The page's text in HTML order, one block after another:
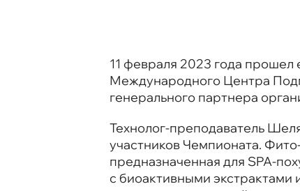
11 февраля 2023 года
Международного Центра
генерального партнера
Технолог-преподаватель
участников Чемпионата.
предназначенная для SPA-
с биоактивными